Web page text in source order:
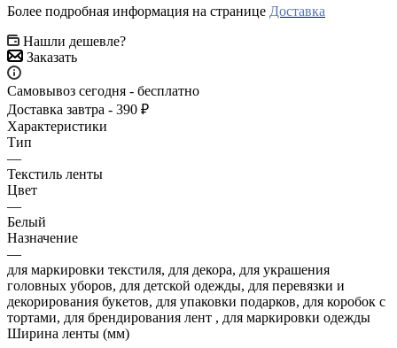
Более подробная информация на странице Доставка
Нашли дешевле?
Заказать
Самовывоз сегодня - бесплатно
Доставка завтра - 390 ₽
Характеристики
Тип
—
Текстиль ленты
Цвет
—
Белый
Назначение
—
для маркировки текстиля, для декора, для украшения
головных уборов, для детской одежды, для перевязки и
декорирования букетов, для упаковки подарков, для коробок с
тортами, для брендирования лент , для маркировки одежды
Ширина ленты (мм)